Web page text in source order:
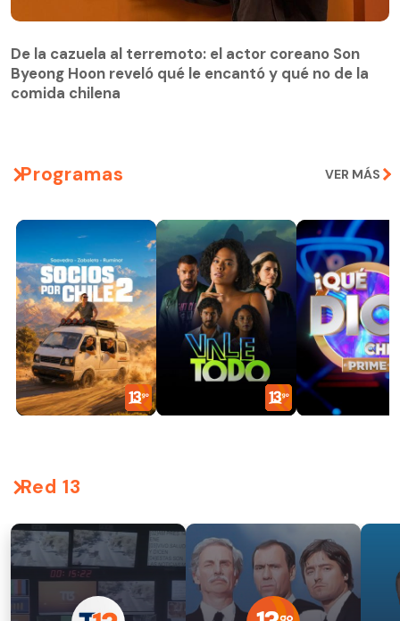
De la cazuela al terremoto: el actor coreano Son
Byeong Hoon reveló qué le encantó y qué no de la
comida chilena
Programas VER MÁS
Red 13